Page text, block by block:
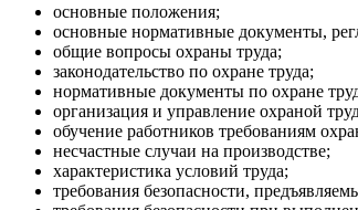
основные положения;
основные нормативные документы,
общие вопросы охраны труда;
законодательство по охране труда;
нормативные документы по охране
организация и управление охраной
обучение работников требованиям
несчастные случаи на производстве;
характеристика условий труда;
требования безопасности,